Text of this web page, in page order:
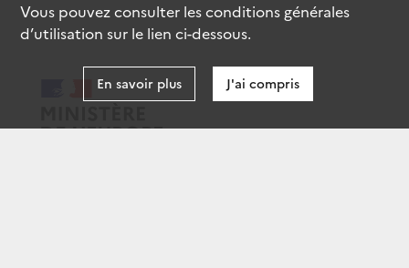
Vous pouvez consulter les conditions générales
d’utilisation sur le lien ci-dessous.
En savoir plus J'ai compris